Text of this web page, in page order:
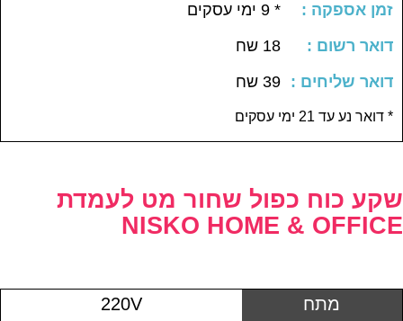
: זמן אספקה
* 9 ימי עסקים
: דואר רשום
18 שח
: דואר שליחים
39 שח
דואר נע עד 21 ימי עסקים *
שקע כוח כפול שחור מט לעמדת
NISKO HOME & OFFICE
מתח 220V